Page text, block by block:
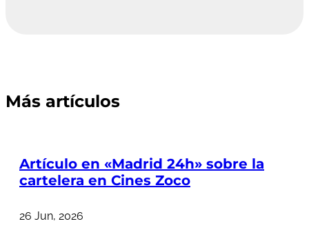
Más artículos
Artículo en «Madrid 24h» sobre la
cartelera en Cines Zoco
26 Jun, 2026